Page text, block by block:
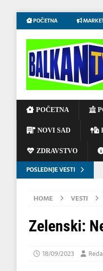
POČETNA
POČETNA
NOVI SAD
ZDRAVSTVO
POSLEDNJE VESTI
HOME VESTI
Zelenski:
18/09/2023